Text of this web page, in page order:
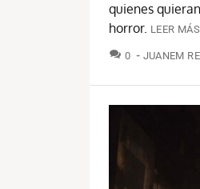
quienes
horror. LEER
0 JUANEM